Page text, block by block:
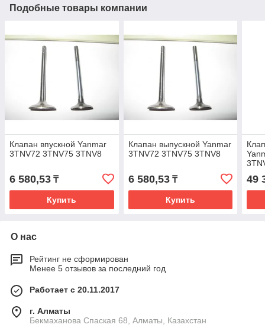
Подобные товары компании
Клапан впускной Yanmar
3TNV72 3TNV75 3TNV8
6 580,53 ₸
Купить
Клапан выпускной Yanmar
3TNV72 3TNV75 3TNV8
6 580,53₸
Купить
49
О нас
Рейтинг не сформирован
Менее 5 отзывов за последний год
Работает с 20.11.2017
г. Алматы
Бекмаханова Спаская 68, Алматы, Казахстан